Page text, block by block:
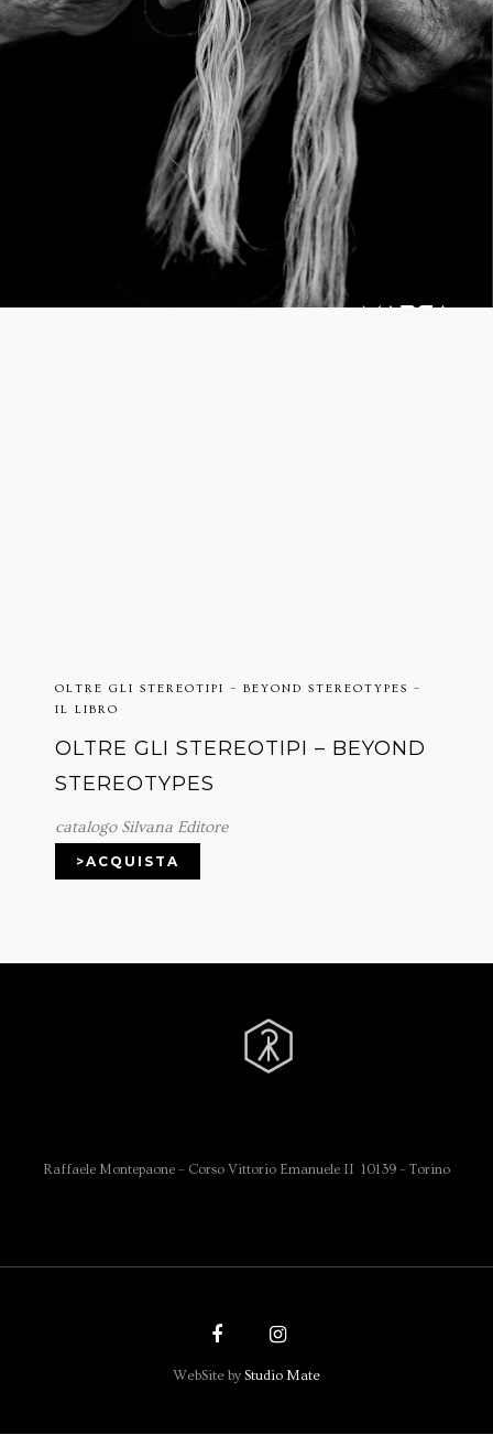
OLTRE GLI STEREOTIPI – BEYOND STEREOTYPES –
IL LIBRO
OLTRE GLI STEREOTIPI – BEYOND
STEREOTYPES
catalogo Silvana Editore
>ACQUISTA
Raffaele Montepaone – Corso Vittorio Emanuele II 10139 – Torino
WebSite by Studio Mate